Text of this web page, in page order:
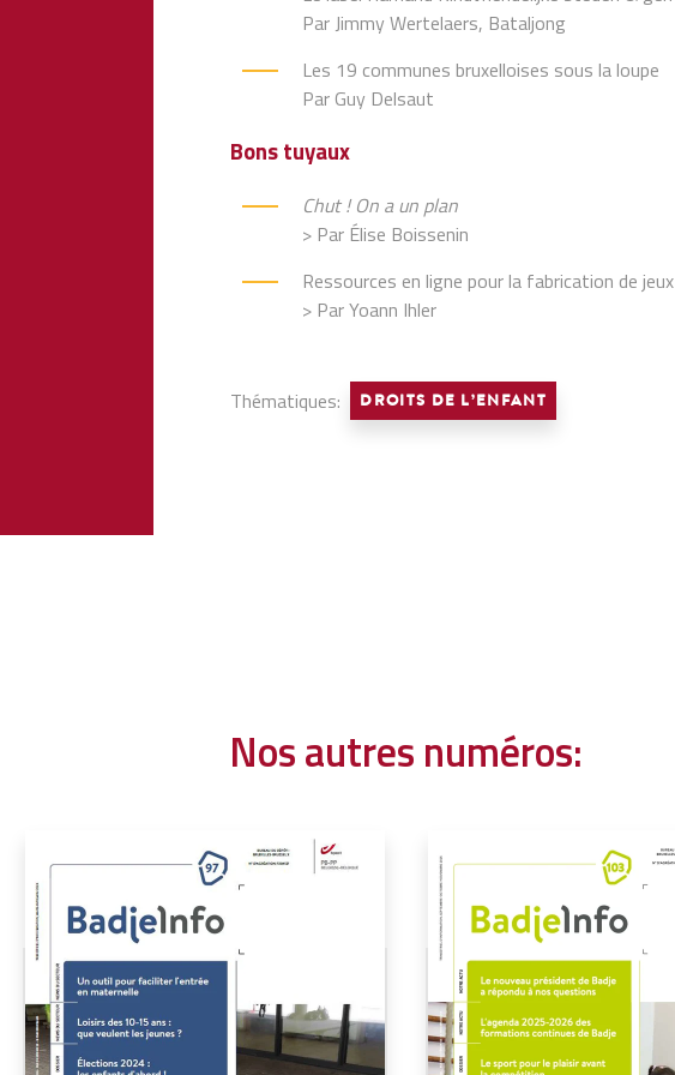
Par Jimmy Wertelaers, Bataljong
Les 19 communes bruxelloises sous la loupe
Par Guy Delsaut
Bons tuyaux
Chut ! On a un plan
> Par Élise Boissenin
Ressources en ligne pour la fabrication de
> Par Yoann Ihler
Thématiques: DROITS DE L’ENFANT
Nos autres numéros: